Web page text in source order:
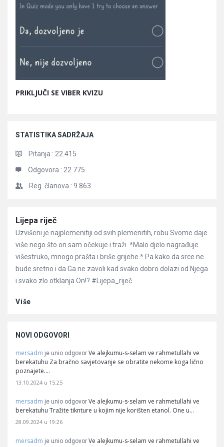
PRIKLJUČI SE VIBER KVIZU
STATISTIKA SADRŽAJA
Pitanja : 22.415
Odgovora : 22.775
Reg. članova : 9.863
Članci
Lijepa riječ
Uzvišeni je najplemenitiji od svih plemenitih, robu Svome daje
više nego što on sam očekuje i traži. *Malo djelo nagrađuje
višestruko, mnogo prašta i briše grijehe.* Pa kako da srce ne
bude sretno i da Ga ne zavoli kad svako dobro dolazi od Njega
i svako zlo otklanja On!? #Lijepa_riječ
Više
NOVI ODGOVORI
mersadm je unio odgovor Ve alejkumu-s-selam ve rahmetullahi ve
berekatuhu Za bračno savjetovanje se obratite nekome koga lično
poznajete.…
13.10.2024 u 15:25
mersadm je unio odgovor Ve alejkumu-s-selam ve rahmetullahi ve
berekatuhu Tražite tiknture u kojim nije korišten etanol. One u…
28.09.2024 u 19:26
mersadm je unio odgovor Ve alejkumu-s-selam ve rahmetullahi ve